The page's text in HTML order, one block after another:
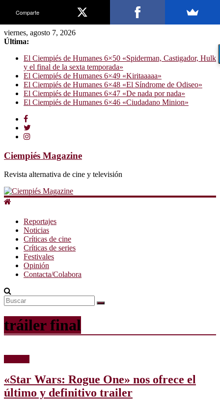
viernes, agosto 7, 2026
Última:
El Ciempiés de Humanes 6×50 «Spiderman, Castigador, Hulk
y el final de la sexta temporada»
El Ciempiés de Humanes 6×49 «Kiritaaaaa»
El Ciempiés de Humanes 6×48 «El Síndrome de Odiseo»
El Ciempiés de Humanes 6×47 «De nada por nada»
El Ciempiés de Humanes 6×46 «Ciudadano Minion»
Ciempiés Magazine
Revista alternativa de cine y televisión
Reportajes
Noticias
Críticas de cine
Críticas de series
Festivales
Opinión
Contacta/Colabora
tráiler final
«Star Wars: Rogue One» nos ofrece el
último y definitivo trailer
Comparte